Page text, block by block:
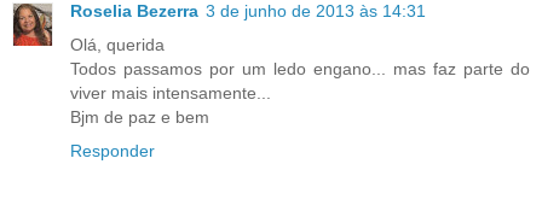
Roselia Bezerra 3 de junho de 2013 às 14:31
Olá, querida
Todos passamos por um ledo engano... mas faz parte do
viver mais intensamente...
Bjm de paz e bem
Responder